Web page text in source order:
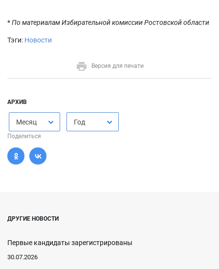
*По материалам Избирательной комиссии Ростовской области
Тэги: Новости
Версия для печати
АРХИВ
Месяц Год
Поделиться
ДРУГИЕ НОВОСТИ
Первые кандидаты зарегистрированы
30.07.2026